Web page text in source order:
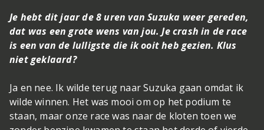
Je hebt dit jaar de 8 uren van Suzuka weer gereden,
dat was een grote wens van jou. Je crash in de race
is een van de lulligste die ik ooit heb gezien. Klus
niet geklaard?
Ja en nee. Ik wilde terug naar Suzuka gaan omdat ik
wilde winnen. Het was mooi om op het podium te
staan, maar onze race was naar de kloten toen we